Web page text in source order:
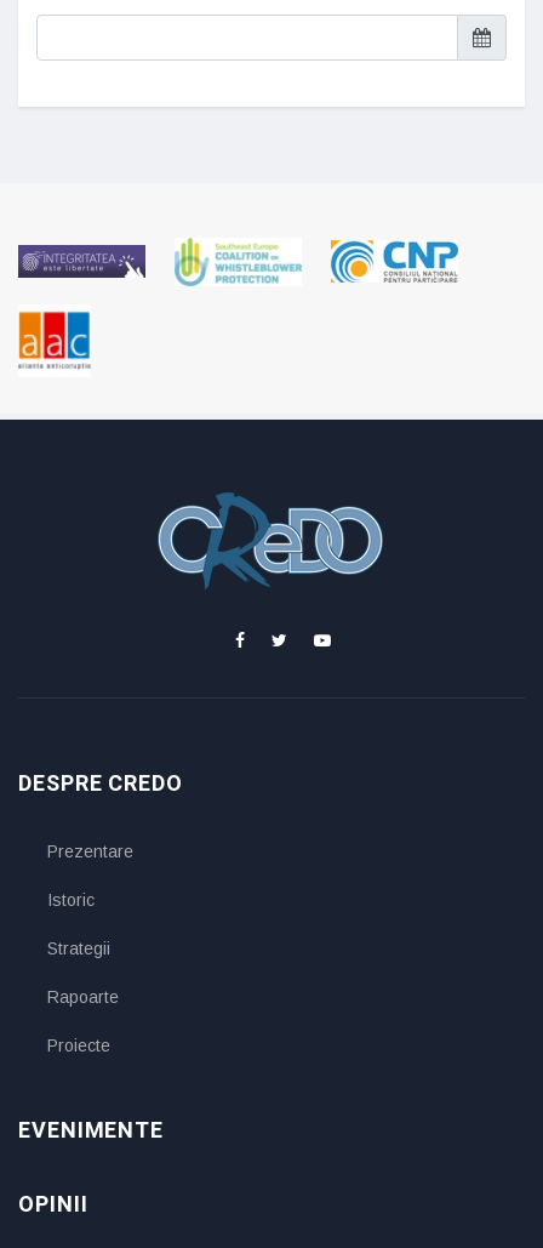
DESPRE CREDO
Prezentare
Istoric
Strategii
Rapoarte
Proiecte
EVENIMENTE
OPINII